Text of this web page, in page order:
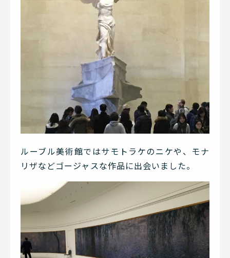
ルーブル美術館ではサモトラケのニケや、モナ
リザなどゴージャスな作品に出会いました。